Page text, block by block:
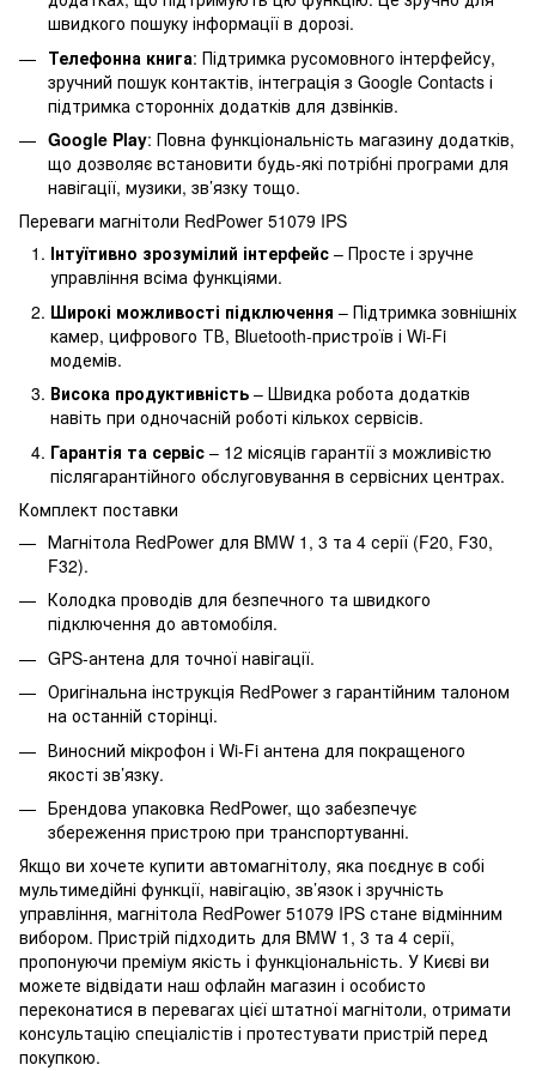
швидкого пошуку інформації в дорозі.
Телефонна книга: Підтримка русомовного інтерфейсу,
зручний пошук контактів, інтеграція з Google Contacts і
підтримка сторонніх додатків для дзвінків.
Google Play: Повна функціональність магазину додатків,
що дозволяє встановити будь-які потрібні програми для
навігації, музики, зв’язку тощо.
Переваги магнітоли RedPower 51079 IPS
Інтуїтивно зрозумілий інтерфейс – Просте і зручне
управління всіма функціями.
Широкі можливості підключення – Підтримка зовнішніх
камер, цифрового ТВ, Bluetooth-пристроїв і Wi-Fi
модемів.
Висока продуктивність – Швидка робота додатків
навіть при одночасній роботі кількох сервісів.
Гарантія та сервіс – 12 місяців гарантії з можливістю
післягарантійного обслуговування в сервісних центрах.
Комплект поставки
Магнітола RedPower для BMW 1, 3 та 4 серії (F20, F30,
F32).
Колодка проводів для безпечного та швидкого
підключення до автомобіля.
GPS-антена для точної навігації.
Оригінальна інструкція RedPower з гарантійним талоном
на останній сторінці.
Виносний мікрофон і Wi-Fi антена для покращеного
якості зв’язку.
Брендова упаковка RedPower, що забезпечує
збереження пристрою при транспортуванні.
Якщо ви хочете купити автомагнітолу, яка поєднує в собі
мультимедійні функції, навігацію, зв’язок і зручність
управління, магнітола RedPower 51079 IPS стане відмінним
вибором. Пристрій підходить для BMW 1, 3 та 4 серії,
пропонуючи преміум якість і функціональність. У Києві ви
можете відвідати наш офлайн магазин і особисто
переконатися в перевагах цієї штатної магнітоли, отримати
консультацію спеціалістів і протестувати пристрій перед
покупкою.